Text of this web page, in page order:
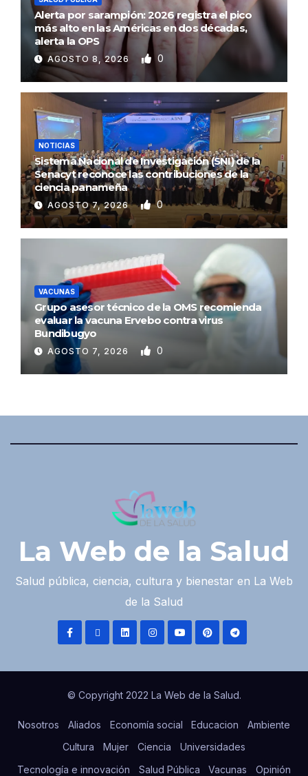
Alerta por sarampión: 2026 registra el pico
más alto en las Américas en dos décadas,
alerta la OPS
AGOSTO 8, 2026 0
NOTICIAS
Sistema Nacional de Investigación (SNI) de la
Senacyt reconoce las contribuciones de la
ciencia panameña
AGOSTO 7, 2026 0
VACUNAS
Grupo asesor técnico de la OMS recomienda
evaluar la vacuna Ervebo contra virus
Bundibugyo
AGOSTO 7, 2026 0
La Web de la Salud
Salud pública, ciencia, cultura y bienestar en La Web
de la Salud
© Copyright 2022 La Web de la Salud.
Nosotros Aliados Economía social Educacion
Ambiente
Cultura
Mujer Ciencia
Universidades
Tecnología e innovación
Salud Pública Vacunas Opinión